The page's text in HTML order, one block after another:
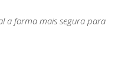
a forma mais segura para